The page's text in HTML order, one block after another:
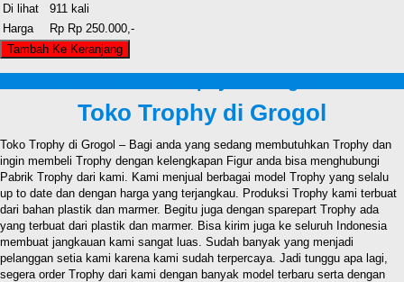
Di lihat
911 kali
Harga
Rp Rp 250.000,-
Toko Trophy di Grogol
Toko Trophy di Grogol – Bagi anda yang sedang membutuhkan Trophy dan
ingin membeli Trophy dengan kelengkapan Figur anda bisa menghubungi
Pabrik Trophy dari kami. Kami menjual berbagai model Trophy yang selalu
up to date dan dengan harga yang terjangkau. Produksi Trophy kami terbuat
dari bahan plastik dan marmer. Begitu juga dengan sparepart Trophy ada
yang terbuat dari plastik dan marmer. Bisa kirim juga ke seluruh Indonesia
membuat jangkauan kami sangat luas. Sudah banyak yang menjadi
pelanggan setia kami karena kami sudah terpercaya. Jadi tunggu apa lagi,
segera order Trophy dari kami dengan banyak model terbaru serta dengan